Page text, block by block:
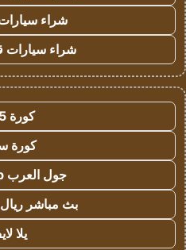
شراء
شراء سيارات
كورة 365
كورة
جول العرب goalarab
بث مباشر ريال
يلا